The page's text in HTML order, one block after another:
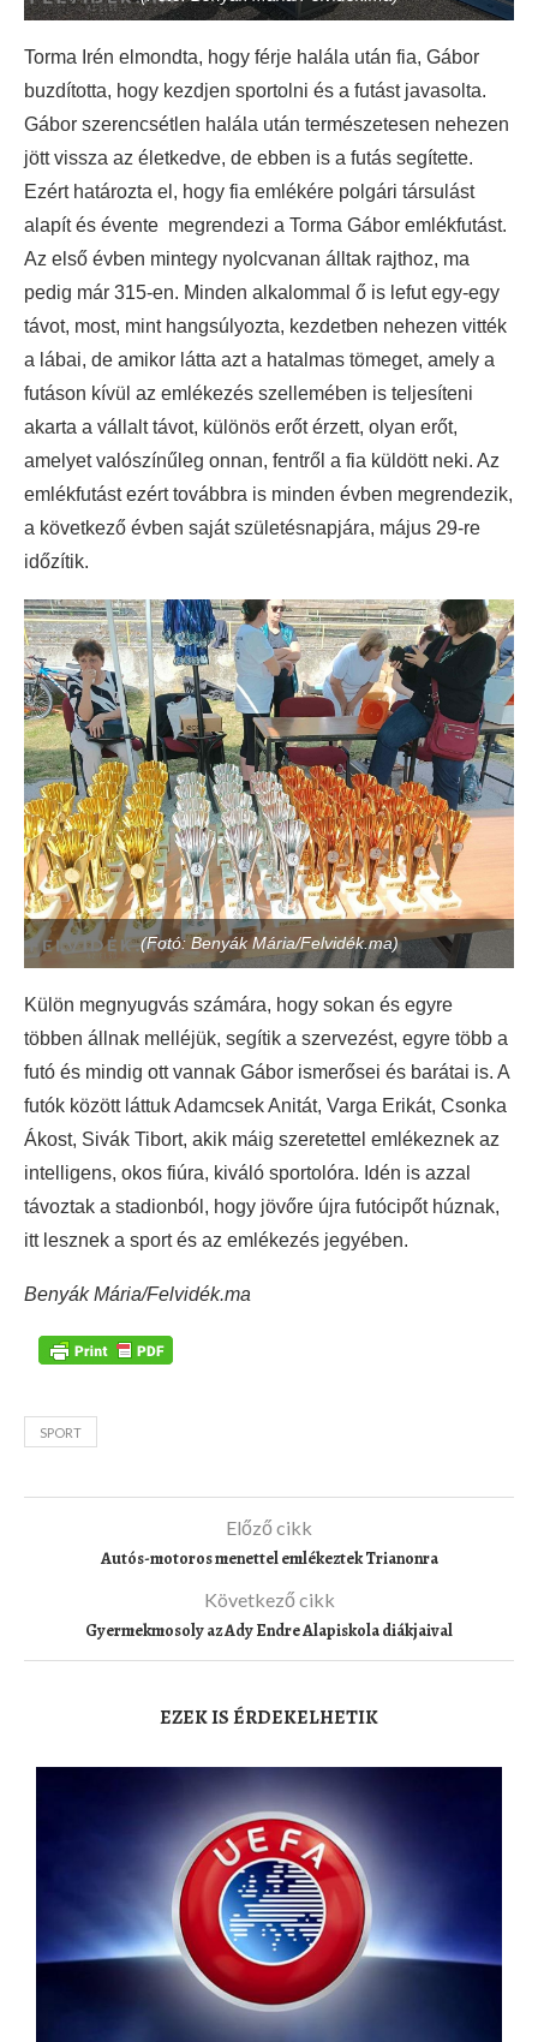
Torma Irén elmondta, hogy férje halála után fia, Gábor
buzdította, hogy kezdjen sportolni és a futást javasolta.
Gábor szerencsétlen halála után természetesen nehezen
jött vissza az életkedve, de ebben is a futás segítette.
Ezért határozta el, hogy fia emlékére polgári társulást
alapít és évente megrendezi a Torma Gábor emlékfutást.
Az első évben mintegy nyolcvanan álltak rajthoz, ma
pedig már 315-en. Minden alkalommal ő is lefut egy-egy
távot, most, mint hangsúlyozta, kezdetben nehezen vitték
a lábai, de amikor látta azt a hatalmas tömeget, amely a
futáson kívül az emlékezés szellemében is teljesíteni
akarta a vállalt távot, különös erőt érzett, olyan erőt,
amelyet valószínűleg onnan, fentről a fia küldött neki. Az
emlékfutást ezért továbbra is minden évben megrendezik,
a következő évben saját születésnapjára, május 29-re
időzítik.
(Fotó: Benyák Mária/Felvidék.ma)
Külön megnyugvás számára, hogy sokan és egyre
többen állnak melléjük, segítik a szervezést, egyre több a
futó és mindig ott vannak Gábor ismerősei és barátai is. A
futók között láttuk Adamcsek Anitát, Varga Erikát, Csonka
Ákost, Sivák Tibort, akik máig szeretettel emlékeznek az
intelligens, okos fiúra, kiváló sportolóra. Idén is azzal
távoztak a stadionból, hogy jövőre újra futócipőt húznak,
itt lesznek a sport és az emlékezés jegyében.
Benyák Mária/Felvidék.ma
SPORT
Előző cikk
Autós-motoros menettel emlékeztek Trianonra
Következő cikk
Gyermekmosoly az Ady Endre Alapiskola diákjaival
EZEK IS ÉRDEKELHETIK